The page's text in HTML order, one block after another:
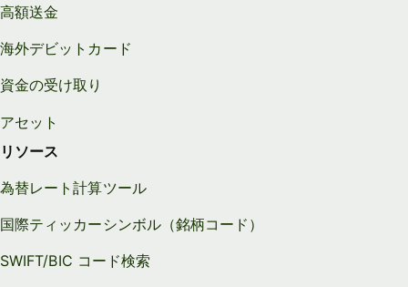
高額送金
海外デビットカード
資金の受け取り
アセット
リソース
為替レート計算ツール
国際ティッカーシンボル（銘柄コード）
SWIFT/BIC コード検索